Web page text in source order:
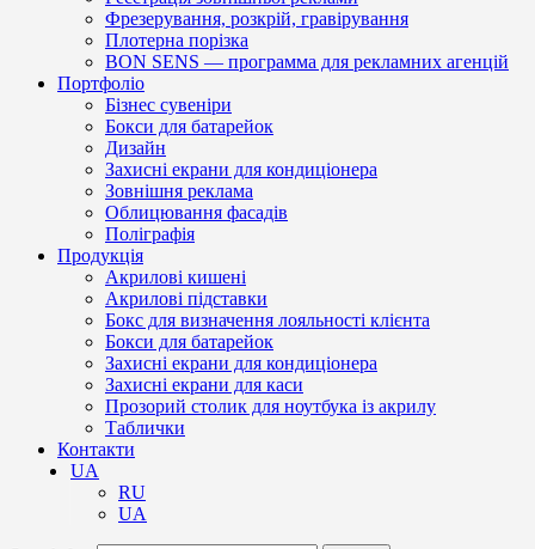
Фрезерування, розкрій, гравірування
Плотерна порізка
BON SENS — программа для рекламних агенцій
Портфоліо
Бізнес сувеніри
Бокси для батарейок
Дизайн
Захисні екрани для кондиціонера
Зовнішня реклама
Облицювання фасадів
Поліграфія
Продукція
Акрилові кишені
Акрилові підставки
Бокс для визначення лояльності клієнта
Бокси для батарейок
Захисні екрани для кондиціонера
Захисні екрани для каси
Прозорий столик для ноутбука із акрилу
Таблички
Контакти
UA
RU
UA